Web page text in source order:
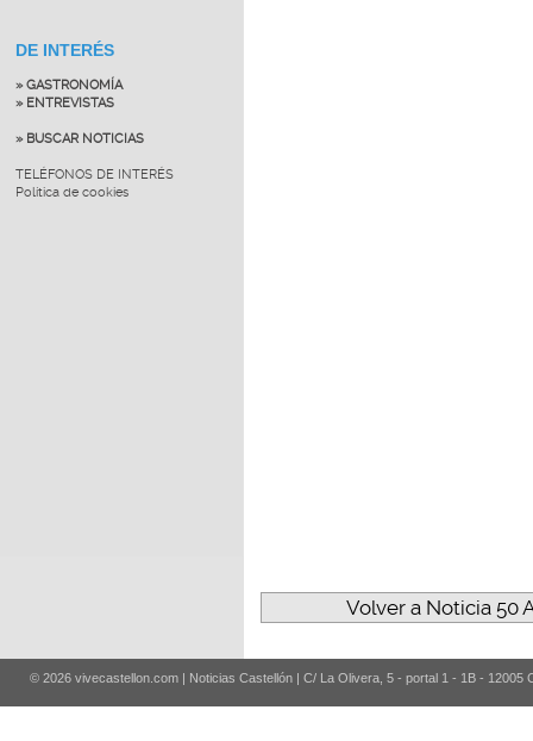
DE INTERÉS
» GASTRONOMÍA
» ENTREVISTAS
» BUSCAR NOTICIAS
TELÉFONOS DE INTERÉS
Política de cookies
Volver a Noticia 50
© 2026 vivecastellon.com | Noticias Castellón | C/ La Olivera, 5 - portal 1 - 1B - 12005